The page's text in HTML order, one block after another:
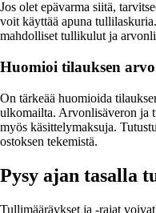
Jos olet epävarma siitä,
voit käyttää apuna
mahdolliset tullikulut ja
Huomioi tilauksen
On tärkeää huomioida
ulkomailta. Arvonlisäveron ja
myös käsittelymaksuja.
ostoksen tekemistä.
Pysy ajan tasalla
Tullimääräykset ja -rajat